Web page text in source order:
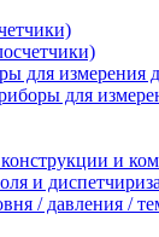
для измерения
для
и
и
/ давления /